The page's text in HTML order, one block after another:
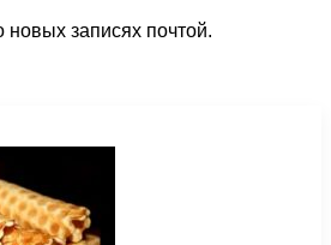
записях почтой.